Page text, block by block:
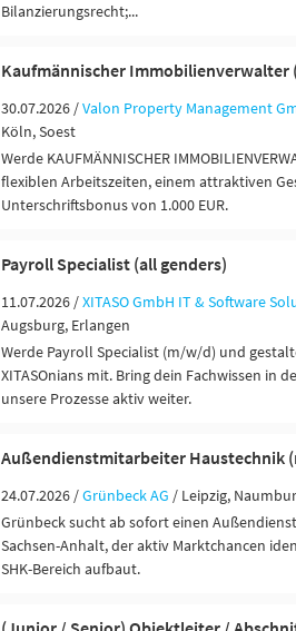
Bilanzierungsrecht;...
Kaufmännischer Immobilienverwalter
30.07.2026 /Valon Property Management
Köln, Soest
Werde KAUFMÄNNISCHER
flexiblen Arbeitszeiten, einem attraktiven
Unterschriftsbonus von 1.000 EUR.
Payroll Specialist (all genders)
11.07.2026 /XITASO GmbH IT & Software
Augsburg, Erlangen
Werde Payroll Specialist (m/w/d) und
XITASOnians mit. Bring dein Fachwissen in
unsere Prozesse aktiv weiter.
Außendienstmitarbeiter Haustechnik
24.07.2026 /Grünbeck AG / Leipzig,
Grünbeck sucht ab sofort einen
Sachsen-Anhalt, der aktiv Marktchancen
SHK-Bereich aufbaut.